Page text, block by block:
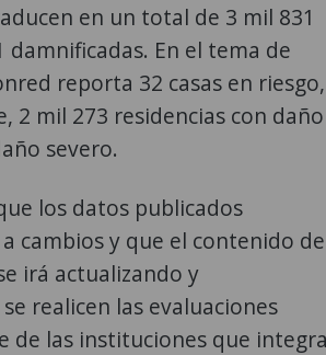
en un total de 3 mil 831
En el tema de
reporta 32 casas en riesgo,
2 mil 273 residencias con daño
severo.
los datos publicados
cambios y que el contenido de
irá actualizando y
realicen las evaluaciones
de las instituciones que